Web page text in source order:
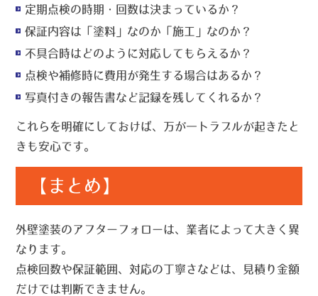
定期点検の時期・回数は決まっているか？
保証内容は「塗料」なのか「施工」なのか？
不具合時はどのように対応してもらえるか？
点検や補修時に費用が発生する場合はあるか？
写真付きの報告書など記録を残してくれるか？
これらを明確にしておけば、万が一トラブルが起きたと
きも安心です。
【まとめ】
外壁塗装のアフターフォローは、 業者によって大きく異
なります。
点検回数や保証範囲、対応の丁寧さなどは、見積り金額
だけでは判断できません。